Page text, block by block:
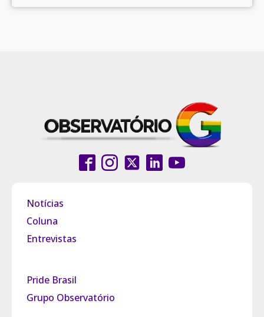
Notícias
Coluna
Entrevistas
Pride Brasil
Grupo Observatório